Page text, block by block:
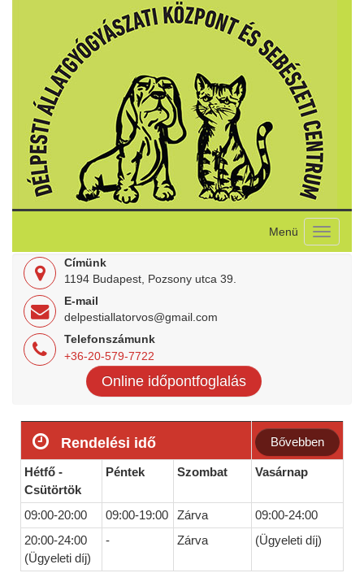
Toggle
Címünk
1194 Budapest, Pozsony utca 39.
E-mail
delpestiallatorvos@gmail.com
Telefonszámunk
+36-20-579-7722
Online időpontfoglalás
Rendelési idő Bővebben
Hétfő -
Csütörtök
Péntek Szombat Vasárnap
09:00-20:00 09:00-19:00 Zárva
09:00-24:00
20:00-24:00
(Ügyeleti díj)
- Zárva (Ügyeleti díj)